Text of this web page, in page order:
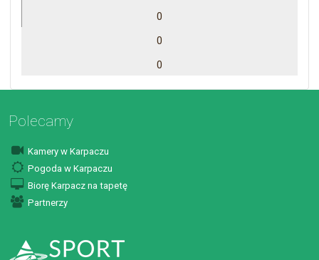
0
0
0
Polecamy
Kamery w Karpaczu
Pogoda w Karpaczu
Biorę Karpacz na tapetę
Partnerzy